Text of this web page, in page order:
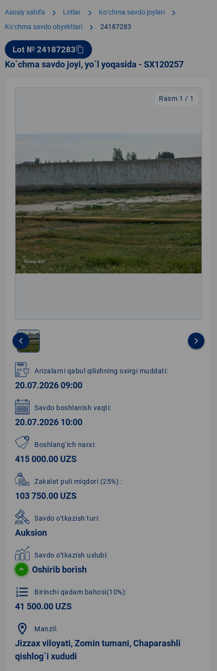
Asosiy sahifa chevron_right Lotlar chevron_right Koʻchma savdo joylari chevron_right
Koʻchma savdo obyektlari chevron_right 24187283
Lot № 24187283content_copy
Ko`chma savdo joyi, yo`l yoqasida - SX120257
Rasm 1 / 1
1
of
1
keyboard_arrow_left keyboard_arrow_right
Arizalarni qabul qilishning oxirgi muddati:
20.07.2026 09:00
Savdo boshlanish vaqti:
20.07.2026 10:00
Boshlang‘ich narxi:
415 000.00 UZS
Zakalat puli miqdori (25%) :
103 750.00 UZS
Savdo o‘tkazish turi:
Auksion
Savdo o‘tkazish uslubi:
Oshirib borish
format_list_numbered Birinchi qadam bahosi(10%):
41 500.00 UZS
location_on Manzil:
Jizzax viloyati, Zomin tumani, Chaparashli
qishlog`i xududi